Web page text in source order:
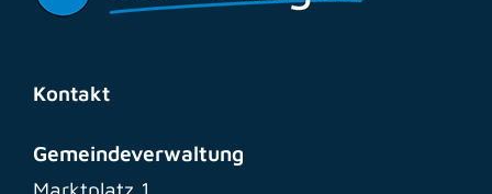
Kontakt
Gemeindeverwaltung
Marktplatz 1